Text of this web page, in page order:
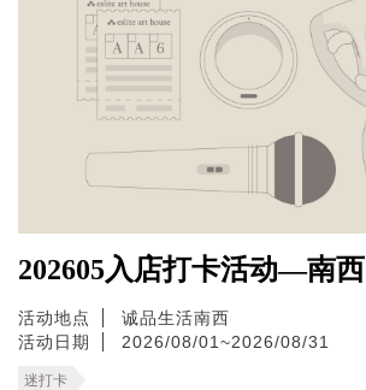
202605入店打卡活动—南西
活动地点
诚品生活南西
活动日期
2026/08/01~2026/08/31
迷打卡